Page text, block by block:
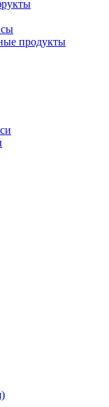
продукты